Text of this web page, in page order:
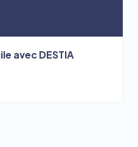
avec DESTIA